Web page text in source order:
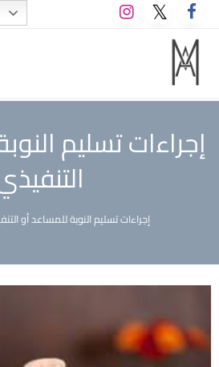
التخطي
إلى
المحتوى
M A hotels | إم ايه هوتيلز
الموقع الأول للعاملين في الفنادق في
إجراءات تسليم
إجراءات تسليم النوبة للمساعد أو